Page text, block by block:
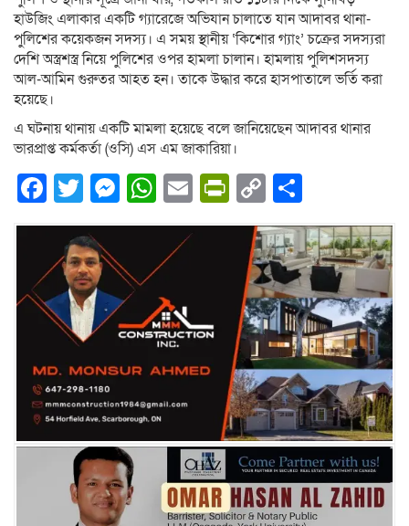
হাউজিং এলাকার একটি গ্যারেজে অভিযান চালাতে যান আদাবর থানা-
পুলিশের কয়েকজন সদস্য। এ সময় স্থানীয় ‘কিশোর গ্যাং’ চক্রের সদস্যরা
দেশি অস্ত্রশস্ত্র নিয়ে পুলিশের ওপর হামলা চালান। হামলায় পুলিশসদস্য
আল-আমিন গুরুতর আহত হন। তাকে উদ্ধার করে হাসপাতালে ভর্তি করা
হয়েছে।
এ ঘটনায় থানায় একটি মামলা হয়েছে বলে জানিয়েছেন আদাবর থানার
ভারপ্রাপ্ত কর্মকর্তা (ওসি) এস এম জাকারিয়া।
Facebook
Twitter
Messenger
WhatsApp
EmailPrintFriendly
Copy
Link